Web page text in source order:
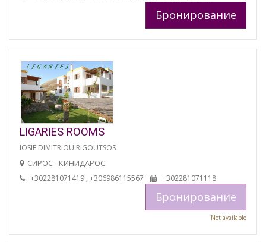
Бронирование
LIGARIES ROOMS
IOSIF DIMITRIOU RIGOUTSOS
СИРОС - КИНИДАРОС
+302281071419 , +306986115567 +302281071118
Бронирование
Not available